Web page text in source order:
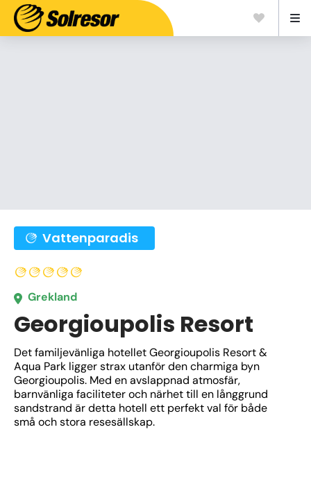
Vattenparadis
Grekland
Georgioupolis Resort
Det familjevänliga hotellet Georgioupolis Resort &
Aqua Park ligger strax utanför den charmiga byn
Georgioupolis. Med en avslappnad atmosfär,
barnvänliga faciliteter och närhet till en långgrund
sandstrand är detta hotell ett perfekt val för både
små och stora resesällskap.